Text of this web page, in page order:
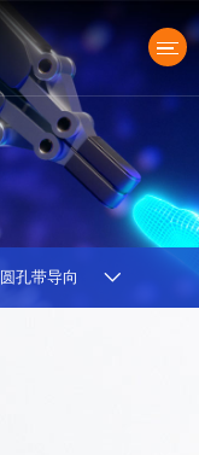
产品中心
圆孔带导向